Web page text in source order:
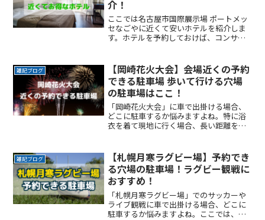
介！
ここでは名古屋市国際展示場 ポートメッ
セなごやに近くて安いホテルを紹介しま
す。ホテルを予約しておけば、コンサー
めますよ。コンサートやライブに行く方
におすすめです。名古屋ReadMore...
雑記ブログ
【岡崎花火大会】会場近くの予約
できる駐車場 歩いて行ける穴場
の駐車場はここ！
「岡崎花火大会」に車で出掛ける場合、
どこに駐車するか悩みますよね。特に浴
衣を着て現地に行く場合、長い距離を歩
心感が欲しい時間料金を気にせず楽しみ
たい駐車場を探すのに時間ReadMore...
雑記ブログ
【札幌月寒ラグビー場】予約でき
る穴場の駐車場！ラグビー観戦に
おすすめ！
「札幌月寒ラグビー場」でのサッカーや
ライブ観戦に車で出掛ける場合、どこに
駐車するか悩みますよね。ここでは、